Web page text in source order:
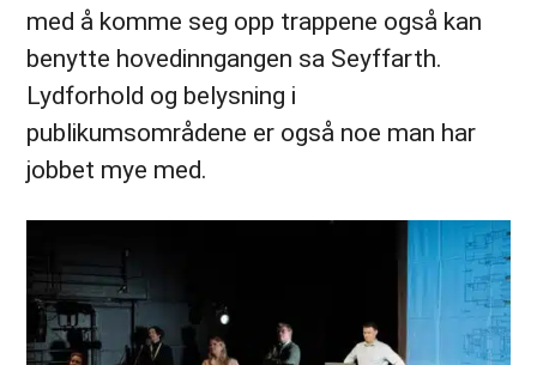
med å komme seg opp trappene også kan
benytte hovedinngangen sa Seyffarth.
Lydforhold og belysning i
publikumsområdene er også noe man har
jobbet mye med.